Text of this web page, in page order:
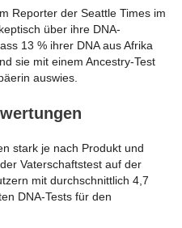
Reporter der Seattle Times im
über ihre DNA-
13 % ihrer DNA aus Afrika
sie mit einem Ancestry-Test
auswies.
stark je nach Produkt und
Vaterschaftstest auf der
mit durchschnittlich 4,7
DNA-Tests für den